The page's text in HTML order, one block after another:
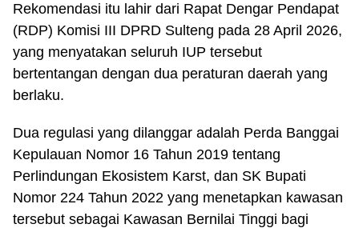
Rekomendasi itu lahir dari Rapat Dengar Pendapat
(RDP) Komisi III DPRD Sulteng pada 28 April 2026,
yang menyatakan seluruh IUP tersebut
bertentangan dengan dua peraturan daerah yang
berlaku.
Dua regulasi yang dilanggar adalah Perda Banggai
Kepulauan Nomor 16 Tahun 2019 tentang
Perlindungan Ekosistem Karst, dan SK Bupati
Nomor 224 Tahun 2022 yang menetapkan kawasan
tersebut sebagai Kawasan Bernilai Tinggi bagi